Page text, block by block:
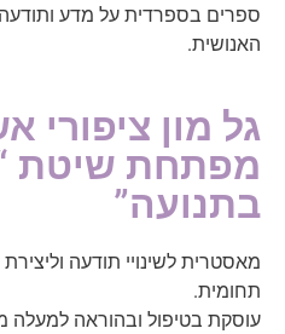
ספרים בספרדית על מדע
האנושית.
גל מון ציפורי
מפתחת שיטת
בתנועה”
מאסטרית לשינויי תודעה
תחומית.
עוסקת בטיפול ובהוראה למעלה